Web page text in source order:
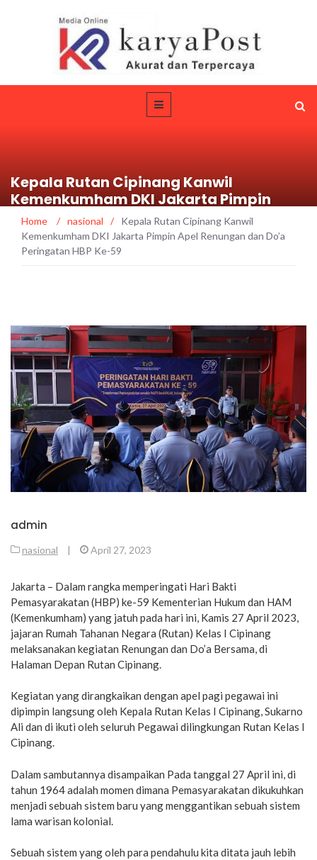
Kepala Rutan Cipinang Kanwil
Kemenkumham DKI Jakarta Pimpin
Apel Renungan dan Do’a Peringatan HBP
Ke-59
Home / nasional /
Kepala Rutan Cipinang Kanwil
Kemenkumham DKI Jakarta Pimpin Apel Renungan dan Do’a
Peringatan HBP Ke-59
admin
nasional | April 27, 2023
Jakarta – Dalam rangka memperingati Hari Bakti
Pemasyarakatan (HBP) ke-59 Kementerian Hukum dan HAM
(Kemenkumham) yang jatuh pada hari ini, Kamis 27 April 2023,
jajaran Rumah Tahanan Negara (Rutan) Kelas I Cipinang
melaksanakan kegiatan Renungan dan Do’a Bersama, di
Halaman Depan Rutan Cipinang.
Kegiatan yang dirangkaikan dengan apel pagi pegawai ini
dipimpin langsung oleh Kepala Rutan Kelas I Cipinang, Sukarno
Ali dan di ikuti oleh seluruh Pegawai dilingkungan Rutan Kelas I
Cipinang.
Dalam sambutannya disampaikan Pada tanggal 27 April ini, di
tahun 1964 adalah momen dimana Pemasyarakatan dikukuhkan
menjadi sebuah sistem baru yang menggantikan sebuah sistem
lama warisan kolonial.
Sebuah sistem yang oleh para pendahulu kita ditata jauh lebih